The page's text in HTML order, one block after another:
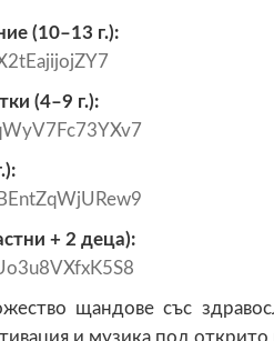
(10–13 г.):
(4–9 г.):
+ 2 деца):
щандове със
и музика под открито